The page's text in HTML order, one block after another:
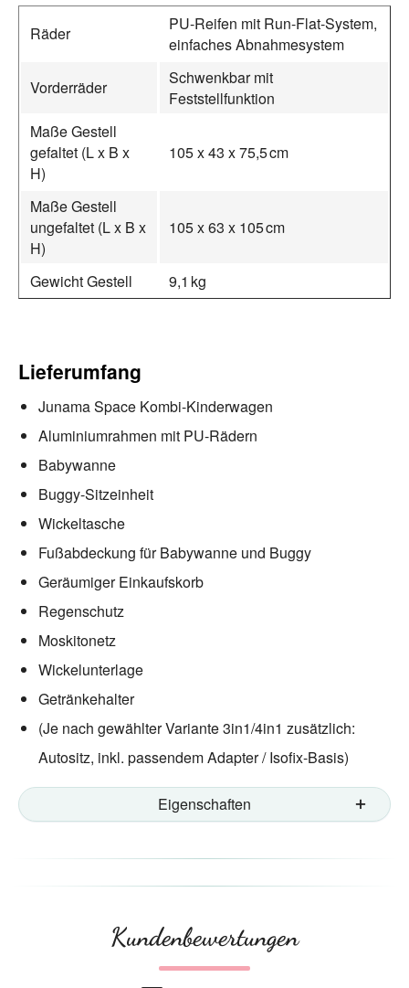
Räder
PU-Reifen mit Run-Flat-System,
einfaches Abnahmesystem
Vorderräder
Schwenkbar mit
Feststellfunktion
Maße Gestell
gefaltet (L x B x
H)
105 x 43 x 75,5 cm
Maße Gestell
ungefaltet (L x B x
H)
105 x 63 x 105 cm
Gewicht Gestell 9,1 kg
Lieferumfang
Junama Space Kombi-Kinderwagen
Aluminiumrahmen mit PU-Rädern
Babywanne
Buggy-Sitzeinheit
Wickeltasche
Fußabdeckung für Babywanne und Buggy
Geräumiger Einkaufskorb
Regenschutz
Moskitonetz
Wickelunterlage
Getränkehalter
(Je nach gewählter Variante 3in1/4in1 zusätzlich:
Autositz, inkl. passendem Adapter / Isofix-Basis)
Eigenschaften
Kundenbewertungen